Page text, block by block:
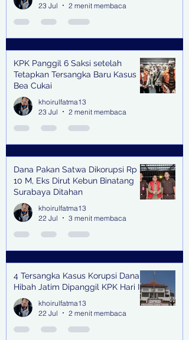
23 Jul 2 menit membaca
KPK Panggil 6 Saksi setelah
Tetapkan Tersangka Baru Kasus
Bea Cukai
khoirulfatma13
23 Jul
2 menit membaca
Dana Pakan Satwa Dikorupsi Rp
10 M, Eks Dirut Kebun Binatang
Surabaya Ditahan
khoirulfatma13
22 Jul
3 menit membaca
4 Tersangka Kasus Korupsi Dana
Hibah Jatim Dipanggil KPK Hari Ini
khoirulfatma13
22 Jul
2 menit membaca